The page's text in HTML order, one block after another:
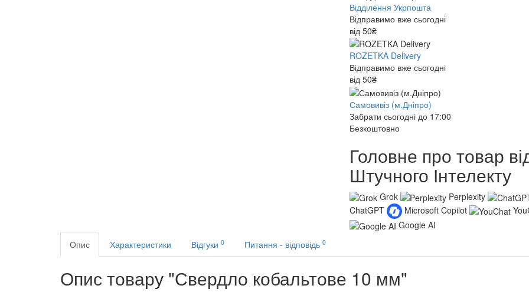
Відділення Укрпошта
Відправимо вже сьогодні
від 50₴
ROZETKA Delivery
Відправимо вже сьогодні
від 50₴
Самовивіз (м.Дніпро)
Забрати сьогодні до 17:00
Безкоштовно
Головне про товар
Штучного Інтелекту
Grok
Perplexity
ChatGPT
Microsoft Copilot
Google AI
Опис Характеристики Відгуки 0 Питання - відповідь 0
Опис товару "Свердло кобальтове 10 мм"